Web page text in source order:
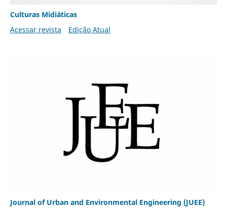
Culturas Midiáticas
Acessar revista
Edição Atual
Journal of Urban and Environmental Engineering (JUEE)